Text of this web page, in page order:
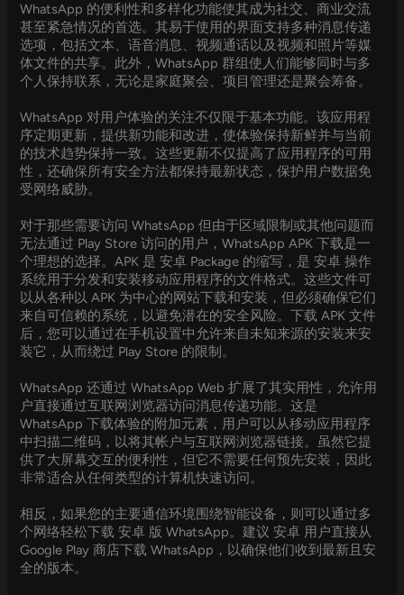
WhatsApp 的便利性和多样化功能使其成为社交、商业交流
甚至紧急情况的首选。其易于使用的界面支持多种消息传递
选项，包括文本、语音消息、视频通话以及视频和照片等媒
体文件的共享。此外，WhatsApp 群组使人们能够同时与多
个人保持联系，无论是家庭聚会、项目管理还是聚会筹备。
WhatsApp 对用户体验的关注不仅限于基本功能。该应用程
序定期更新，提供新功能和改进，使体验保持新鲜并与当前
的技术趋势保持一致。这些更新不仅提高了应用程序的可用
性，还确保所有安全方法都保持最新状态，保护用户数据免
受网络威胁。
对于那些需要访问 WhatsApp 但由于区域限制或其他问题而
无法通过 Play Store 访问的用户，WhatsApp APK 下载是一
个理想的选择。APK 是 安卓 Package 的缩写，是 安卓 操作
系统用于分发和安装移动应用程序的文件格式。这些文件可
以从各种以 APK 为中心的网站下载和安装，但必须确保它们
来自可信赖的系统，以避免潜在的安全风险。下载 APK 文件
后，您可以通过在手机设置中允许来自未知来源的安装来安
装它，从而绕过 Play Store 的限制。
WhatsApp 还通过 WhatsApp Web 扩展了其实用性，允许用
户直接通过互联网浏览器访问消息传递功能。这是
WhatsApp 下载体验的附加元素，用户可以从移动应用程序
中扫描二维码，以将其帐户与互联网浏览器链接。虽然它提
供了大屏幕交互的便利性，但它不需要任何预先安装，因此
非常适合从任何类型的计算机快速访问。
相反，如果您的主要通信环境围绕智能设备，则可以通过多
个网络轻松下载 安卓 版 WhatsApp。建议 安卓 用户直接从
Google Play 商店下载 WhatsApp，以确保他们收到最新且安
全的版本。